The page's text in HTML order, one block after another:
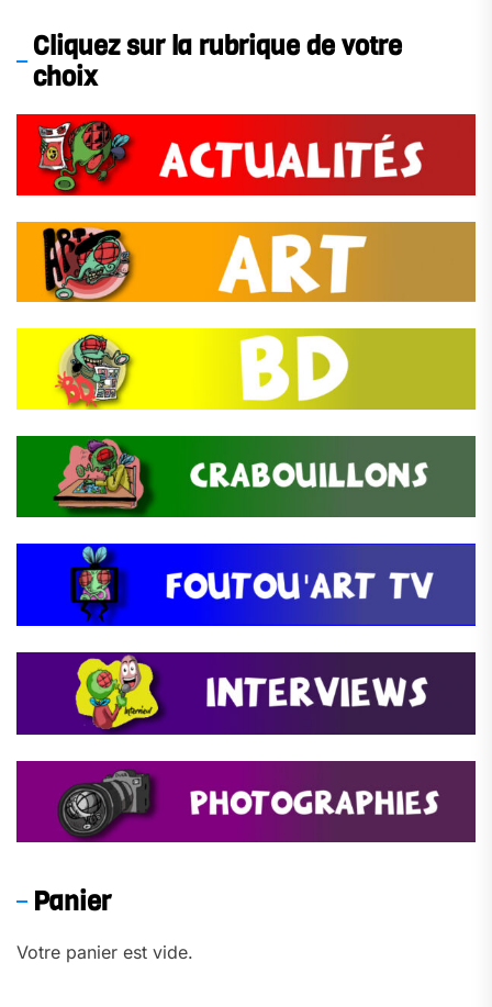
Cliquez sur la rubrique de votre
choix
Panier
Votre panier est vide.